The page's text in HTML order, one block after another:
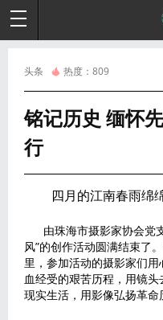
头条 热度： 809
铭记历史 缅怀
行
四月的江南春雨绵
由珠海市摄影家协会党
风”的创作活动圆满结束了
里，参加活动的摄影家们
血经受的艰苦历程，用镜
现实生活，用影像弘扬革命